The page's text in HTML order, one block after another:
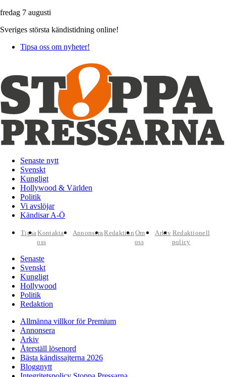
fredag 7 augusti
Sveriges största kändistidning online!
Tipsa oss om nyheter!
Senaste nytt
Svenskt
Kungligt
Hollywood & Världen
Politik
Vi avslöjar
Kändisar A-Ö
TipsaKontakta
oss
AnnonseraRedaktion Om
oss
Arkiv Redaktionell
policy
Senaste
Svenskt
Kungligt
Hollywood
Politik
Redaktion
Allmänna villkor för Premium
Annonsera
Arkiv
Återställ lösenord
Bästa kändissajterna 2026
Bloggnytt